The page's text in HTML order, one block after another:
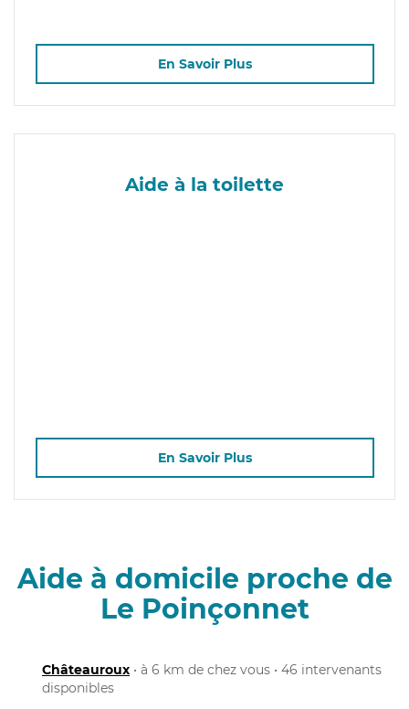
En Savoir Plus
Aide à la toilette
En Savoir Plus
Aide à domicile proche de
Le Poinçonnet
Châteauroux • à 6 km de chez vous • 46 intervenants
disponibles